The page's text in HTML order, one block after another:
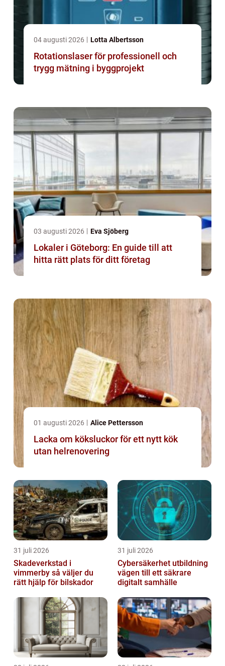
04 augusti 2026 Lotta Albertsson
Rotationslaser för professionell och
trygg mätning i byggprojekt
03 augusti 2026 Eva Sjöberg
Lokaler i Göteborg: En guide till att
hitta rätt plats för ditt företag
01 augusti 2026 Alice Pettersson
Lacka om köksluckor för ett nytt kök
utan helrenovering
31 juli 2026
Skadeverkstad i
vimmerby så väljer du
rätt hjälp för bilskador
31 juli 2026
Cybersäkerhet utbildning
vägen till ett säkrare
digitalt samhälle